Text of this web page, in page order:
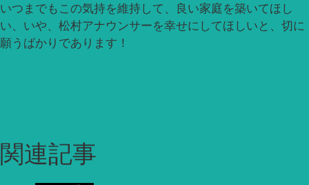
いつまでもこの気持を維持して、良い家庭を築いてほし
い、いや、松村アナウンサーを幸せにしてほしいと、切に
願うばかりであります！
関連記事